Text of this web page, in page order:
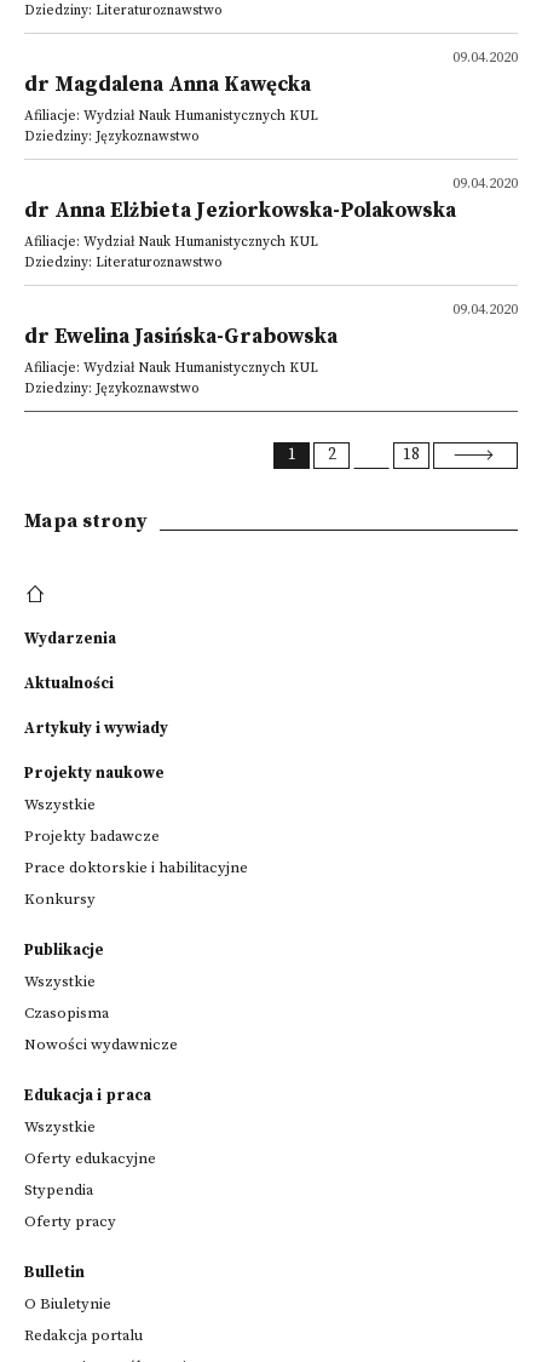
Dziedziny: Literaturoznawstwo
09.04.2020
dr Magdalena Anna Kawęcka
Afiliacje: Wydział Nauk Humanistycznych KUL
Dziedziny: Językoznawstwo
09.04.2020
dr Anna Elżbieta Jeziorkowska-Polakowska
Afiliacje: Wydział Nauk Humanistycznych KUL
Dziedziny: Literaturoznawstwo
09.04.2020
dr Ewelina Jasińska-Grabowska
Afiliacje: Wydział Nauk Humanistycznych KUL
Dziedziny: Językoznawstwo
1 2 18
Mapa strony
Wydarzenia
Aktualności
Artykuły i wywiady
Projekty naukowe
Wszystkie
Projekty badawcze
Prace doktorskie i habilitacyjne
Konkursy
Publikacje
Wszystkie
Czasopisma
Nowości wydawnicze
Edukacja i praca
Wszystkie
Oferty edukacyjne
Stypendia
Oferty pracy
Bulletin
O Biuletynie
Redakcja portalu